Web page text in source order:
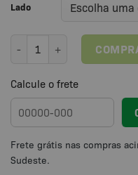
Lado
Órtese Dinâmica Ativa
Calcule o frete